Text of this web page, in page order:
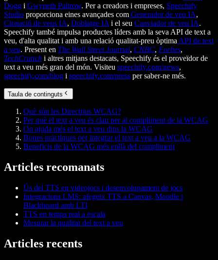
Dogg i Gwyneth Paltrow. Per a creadors i empreses, Speechify
Studio proporciona eines avançades com Generador de veu IA,
Clonació de veus IA, Doblatge IAi el seu Canviador de veu IA.
Speechify també impulsa productes líders amb la seva API de text a
veu, d'alta qualitat i amb una relació qualitat-preu òptimaAPI de text
a veu. Present en The Wall Street Journal, CNBC, Forbes,
TechCrunch i altres mitjans destacats, Speechify és el proveïdor de
text a veu més gran del món. Visiteu speechify.com/news,
speechify.com/blog i speechify.com/press per saber-ne més.
Taula de continguts
Què són les Directrius WCAG?
Per què el text a veu és clau per al compliment de la WCAG
On ajuda més el text a veu dins la WCAG
Bones pràctiques per integrar el text a veu a la WCAG
Beneficis de la WCAG més enllà del compliment
Articles recomanats
Ús del TTS en videojocs i desenvolupament de jocs
Integracions LMS: afegeix TTS a Canvas, Moodle i
Blackboard amb LTI
TTS en temps real a escala
Mesurar la qualitat del text a veu
Articles recents